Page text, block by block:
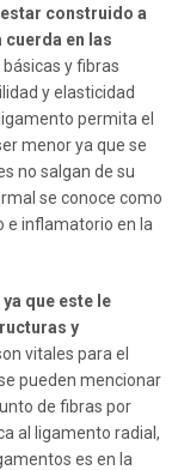
construido a
en las
y fibras
y elasticidad
permita el
menor ya que se
no salgan de su
se conoce como
e inflamatorio en la
que este le
y
vitales para el
pueden mencionar
de fibras por
al ligamento radial,
es en la